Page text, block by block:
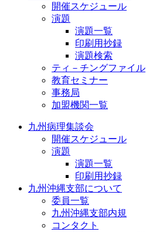
開催スケジュール
演題
演題一覧
印刷用抄録
演題検索
ティ－チングファイル
教育セミナー
事務局
加盟機関一覧
九州病理集談会
開催スケジュール
演題
演題一覧
印刷用抄録
九州沖縄支部について
委員一覧
九州沖縄支部内規
コンタクト